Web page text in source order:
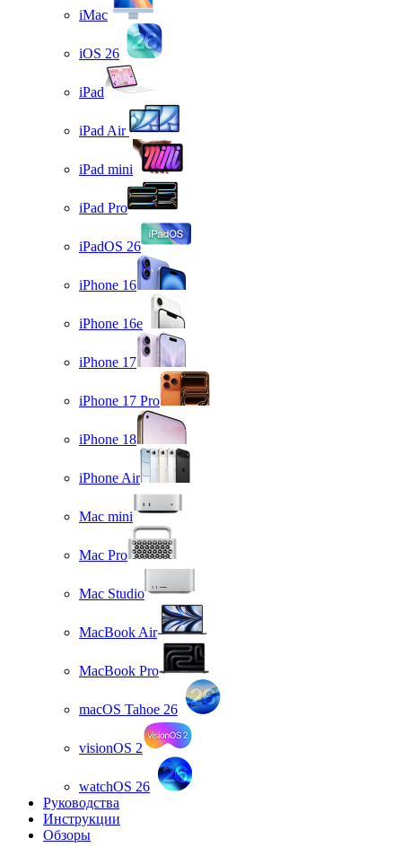
iMac
iOS 26
iPad
iPad Air
iPad mini
iPad Pro
iPadOS 26
iPhone 16
iPhone 16e
iPhone 17
iPhone 17 Pro
iPhone 18
iPhone Air
Mac mini
Mac Pro
Mac Studio
MacBook Air
MacBook Pro
macOS Tahoe 26
visionOS 2
watchOS 26
Руководства
Инструкции
Обзоры